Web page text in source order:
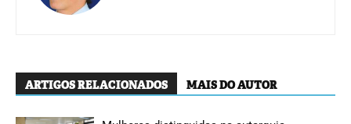
ARTIGOS RELACIONADOS MAIS DO AUTOR